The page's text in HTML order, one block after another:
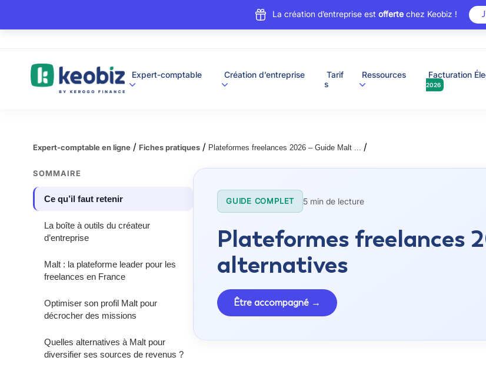
La création d’entreprise est offertechez Keobiz !
A
c
c
u
Expert-comptable Création d’entreprise
Tarif
s
Ressources Facturation
2026
Expert-comptable en ligne / Fiches pratiques / Plateformes freelances 2026 – Guide Malt ... /
SOMMAIRE
Ce qu’il faut retenir
La boîte à outils du créateur
d’entreprise
Malt : la plateforme leader pour les
freelances en France
Optimiser son profil Malt pour
décrocher des missions
Quelles alternatives à Malt pour
diversifier ses sources de revenus ?
GUIDE COMPLET 5 min de lecture
Plateformes freelances
alternatives
Être accompagné →